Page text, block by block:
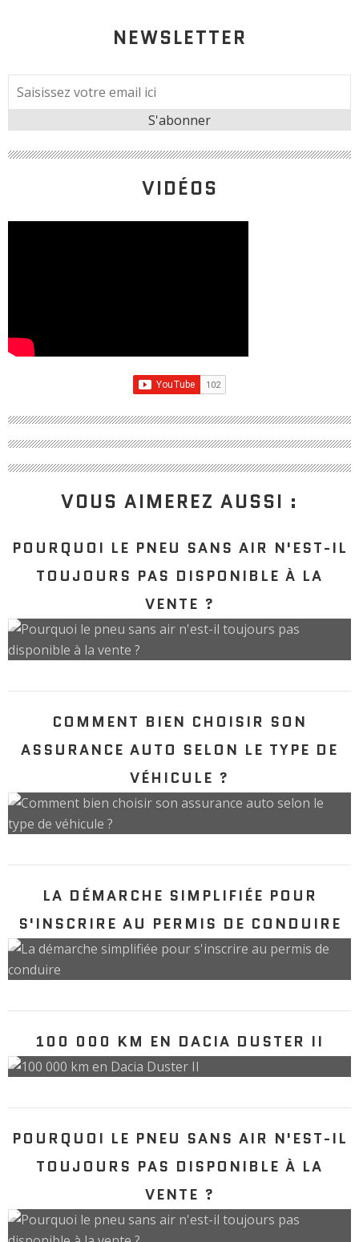
NEWSLETTER
VIDÉOS
VOUS AIMEREZ AUSSI :
POURQUOI LE PNEU SANS AIR N'EST-IL
TOUJOURS PAS DISPONIBLE À LA
VENTE ?
COMMENT BIEN CHOISIR SON
ASSURANCE AUTO SELON LE TYPE DE
VÉHICULE ?
LA DÉMARCHE SIMPLIFIÉE POUR
S'INSCRIRE AU PERMIS DE CONDUIRE
100 000 KM EN DACIA DUSTER II
POURQUOI LE PNEU SANS AIR N'EST-IL
TOUJOURS PAS DISPONIBLE À LA
VENTE ?